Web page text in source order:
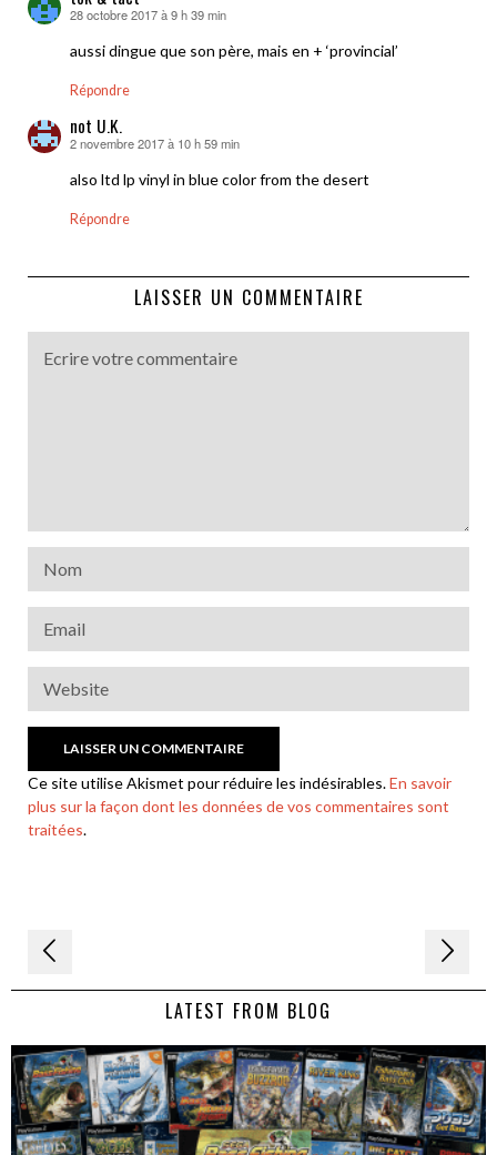
dit :
28 octobre 2017 à 9 h 39 min
aussi dingue que son père, mais en + ‘provincial’
Répondre
not U.K.
dit :
2 novembre 2017 à 10 h 59 min
also ltd lp vinyl in blue color from the desert
Répondre
LAISSER UN COMMENTAIRE
Ce site utilise Akismet pour réduire les indésirables.En savoir
plus sur la façon dont les données de vos commentaires sont
traitées.
Navigation
de LATEST FROM BLOG